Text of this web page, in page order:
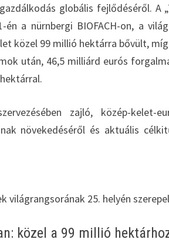
globális fejlődéséről. A
a nürnbergi BIOFACH-on, a
közel 99 millió hektárra bővült,
után, 46,5 milliárd eurós
zajló, közép-kelet-
növekedéséről és aktuális
25. helyén
közel a 99 millió